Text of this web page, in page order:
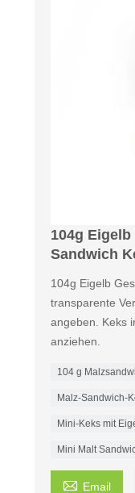
104g
Sandwich
104g Eigelb
transparente
angeben. Keks
anziehen.
104 g
Malz-Sandwich-
Mini-Keks mit
Mini Malt
 Email